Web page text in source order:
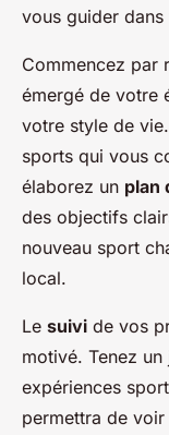
vous guider
Commencez par
émergé de votre
votre style de
sports qui vous
élaborez un plan
des objectifs
nouveau sport
local.
Le suivi de vos
motivé. Tenez
expériences
permettra de